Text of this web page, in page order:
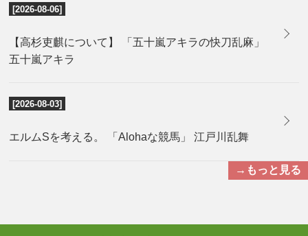
[2026-08-06]
【高杉吏麒について】 「五十嵐アキラの快刀乱麻」
五十嵐アキラ
[2026-08-03]
エルムSを考える。 「Alohaな競馬」 江戸川乱舞
→もっと見る